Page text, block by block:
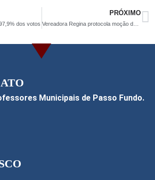
dos votos
PRÓXIMO
Vereadora Regina protocola moção de apoio aos servidores públicos municipais
Municipais de Passo Fundo.